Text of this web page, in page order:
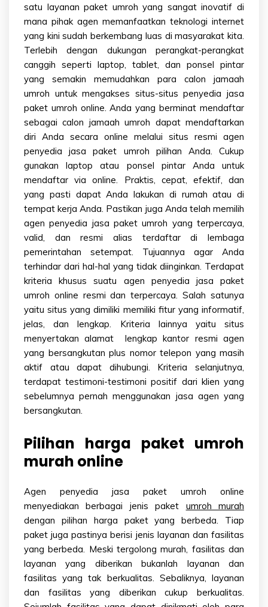
satu layanan paket umroh yang sangat inovatif di
mana pihak agen memanfaatkan teknologi internet
yang kini sudah berkembang luas di masyarakat kita.
Terlebih dengan dukungan perangkat-perangkat
canggih seperti laptop, tablet, dan ponsel pintar
yang semakin memudahkan para calon jamaah
umroh untuk mengakses situs-situs penyedia jasa
paket umroh online. Anda yang berminat mendaftar
sebagai calon jamaah umroh dapat mendaftarkan
diri Anda secara online melalui situs resmi agen
penyedia jasa paket umroh pilihan Anda. Cukup
gunakan laptop atau ponsel pintar Anda untuk
mendaftar via online. Praktis, cepat, efektif, dan
yang pasti dapat Anda lakukan di rumah atau di
tempat kerja Anda. Pastikan juga Anda telah memilih
agen penyedia jasa paket umroh yang terpercaya,
valid, dan resmi alias terdaftar di lembaga
pemerintahan setempat. Tujuannya agar Anda
terhindar dari hal-hal yang tidak diinginkan. Terdapat
kriteria khusus suatu agen penyedia jasa paket
umroh online resmi dan terpercaya. Salah satunya
yaitu situs yang dimiliki memiliki fitur yang informatif,
jelas, dan lengkap. Kriteria lainnya yaitu situs
menyertakan alamat lengkap kantor resmi agen
yang bersangkutan plus nomor telepon yang masih
aktif atau dapat dihubungi. Kriteria selanjutnya,
terdapat testimoni-testimoni positif dari klien yang
sebelumnya pernah menggunakan jasa agen yang
bersangkutan.
Pilihan harga paket umroh
murah online
Agen penyedia jasa paket umroh online
menyediakan berbagai jenis paket umroh murah
dengan pilihan harga paket yang berbeda. Tiap
paket juga pastinya berisi jenis layanan dan fasilitas
yang berbeda. Meski tergolong murah, fasilitas dan
layanan yang diberikan bukanlah layanan dan
fasilitas yang tak berkualitas. Sebaliknya, layanan
dan fasilitas yang diberikan cukup berkualitas.